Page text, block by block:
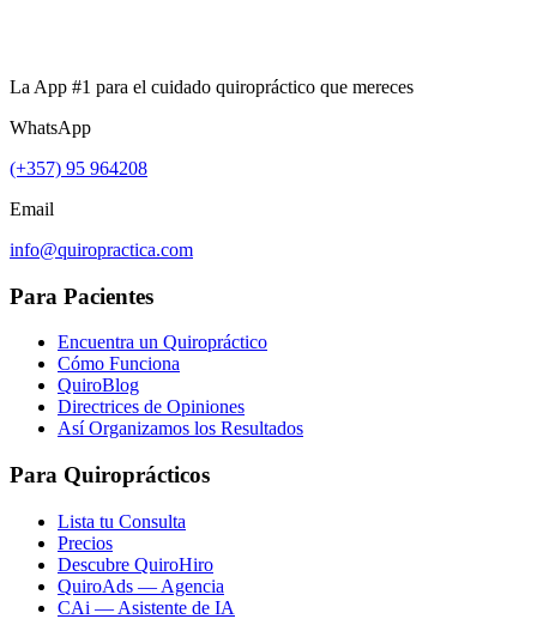
La App #1 para el cuidado quiropráctico que mereces
WhatsApp
(+357) 95 964208
Email
info@quiropractica.com
Para Pacientes
Encuentra un Quiropráctico
Cómo Funciona
QuiroBlog
Directrices de Opiniones
Así Organizamos los Resultados
Para Quiroprácticos
Lista tu Consulta
Precios
Descubre QuiroHiro
QuiroAds — Agencia
CAi — Asistente de IA